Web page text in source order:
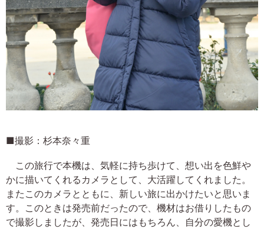
■撮影：杉本奈々重
この旅行で本機は、気軽に持ち歩けて、想い出を色鮮や
かに描いてくれるカメラとして、大活躍してくれました。
またこのカメラとともに、新しい旅に出かけたいと思いま
す。このときは発売前だったので、機材はお借りしたもの
で撮影しましたが、発売日にはもちろん、自分の愛機とし